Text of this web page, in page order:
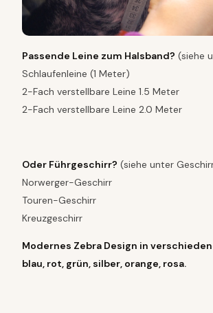
Passende Leine zum Halsband? (siehe
Schlaufenleine (1 Meter)
2-Fach verstellbare Leine 1.5 Meter
2-Fach verstellbare Leine 2.0 Meter
Oder Führgeschirr? (siehe unter
Norwerger-Geschirr
Touren-Geschirr
Kreuzgeschirr
Modernes Zebra Design in
blau, rot, grün, silber, orange, rosa.